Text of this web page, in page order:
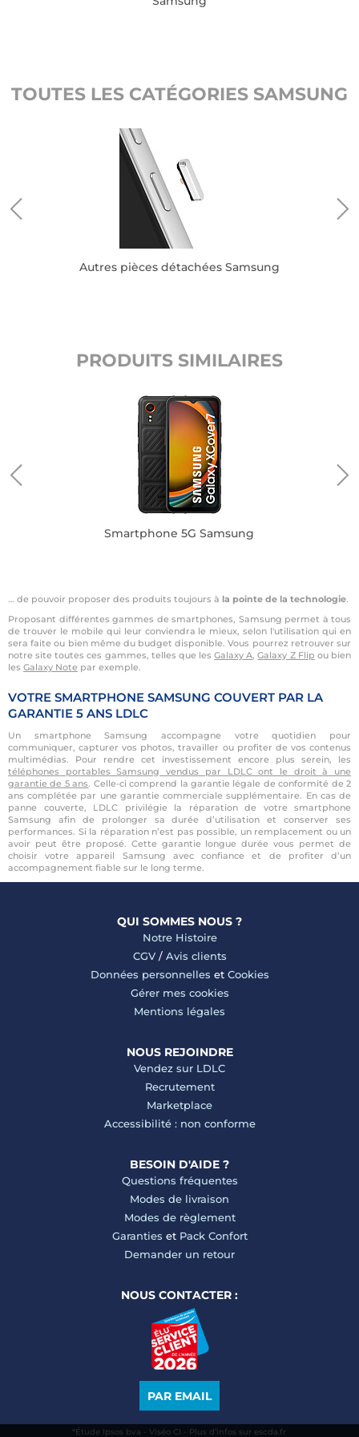
TOUTES LES CATÉGORIES SAMSUNG
Autres pièces détachées Samsung
PRODUITS SIMILAIRES
Smartphone 5G Samsung
… de pouvoir proposer des produits toujours à la pointe de la technologie.
Proposant différentes gammes de smartphones, Samsung permet à tous
de trouver le mobile qui leur conviendra le mieux, selon l'utilisation qui en
sera faite ou bien même du budget disponible. Vous pourrez retrouver sur
notre site toutes ces gammes, telles que lesGalaxy A,Galaxy Z Flip ou bien
les Galaxy Note par exemple.
VOTRE SMARTPHONE SAMSUNG COUVERT PAR LA
GARANTIE 5 ANS LDLC
Un smartphone Samsung accompagne votre quotidien pour
communiquer, capturer vos photos, travailler ou profiter de vos contenus
multimédias. Pour rendre cet investissement encore plus serein, les
téléphones portables Samsung vendus par LDLC ont le droit à une
garantie de 5 ans. Celle-ci comprend la garantie légale de conformité de 2
ans complétée par une garantie commerciale supplémentaire. En cas de
panne couverte, LDLC privilégie la réparation de votre smartphone
Samsung afin de prolonger sa durée d’utilisation et conserver ses
performances. Si la réparation n’est pas possible, un remplacement ou un
avoir peut être proposé. Cette garantie longue durée vous permet de
choisir votre appareil Samsung avec confiance et de profiter d’un
accompagnement fiable sur le long terme.
QUI SOMMES NOUS ?
Notre Histoire
CGV/ Avis clients
Données personnelles et Cookies
Gérer mes cookies
Mentions légales
NOUS REJOINDRE
Vendez sur LDLC
Recrutement
Marketplace
Accessibilité : non conforme
BESOIN D'AIDE ?
Questions fréquentes
Modes de livraison
Modes de règlement
Garanties et Pack Confort
Demander un retour
NOUS CONTACTER :
PAR EMAIL
*Étude Ipsos bva - Viséo CI - Plus d’infos sur escda.fr